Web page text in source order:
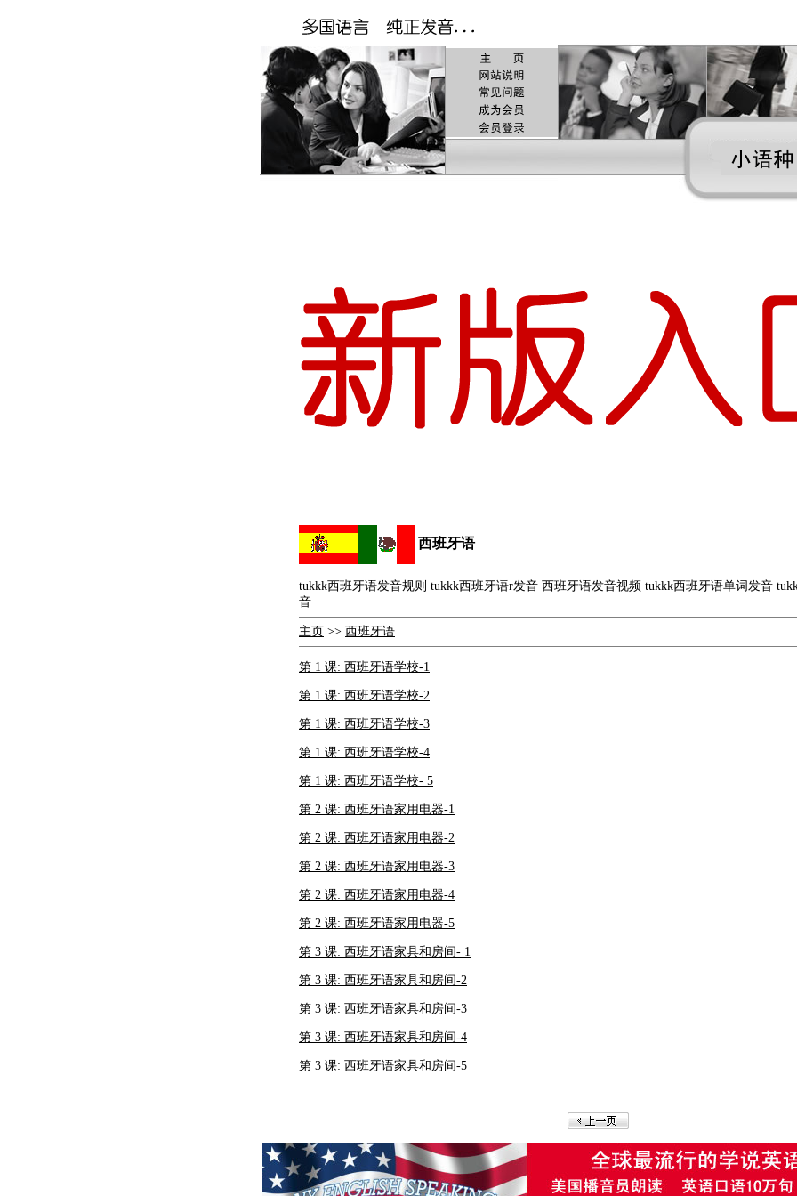
西班牙语
tukkk西班牙语发音规则 tukkk西班牙语r发音 西班牙语发音视频 tukkk西班牙语单词发音
音
主页 >> 西班牙语
第 1 课: 西班牙语学校-1
第 1 课: 西班牙语学校-2
第 1 课: 西班牙语学校-3
第 1 课: 西班牙语学校-4
第 1 课: 西班牙语学校- 5
第 2 课: 西班牙语家用电器-1
第 2 课: 西班牙语家用电器-2
第 2 课: 西班牙语家用电器-3
第 2 课: 西班牙语家用电器-4
第 2 课: 西班牙语家用电器-5
第 3 课: 西班牙语家具和房间- 1
第 3 课: 西班牙语家具和房间-2
第 3 课: 西班牙语家具和房间-3
第 3 课: 西班牙语家具和房间-4
第 3 课: 西班牙语家具和房间-5